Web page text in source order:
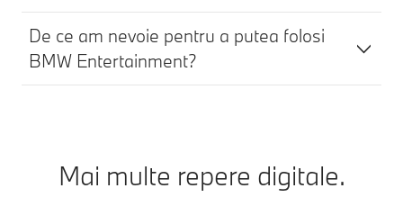
De ce am nevoie pentru a putea folosi
BMW Entertainment?
Mai multe repere digitale.